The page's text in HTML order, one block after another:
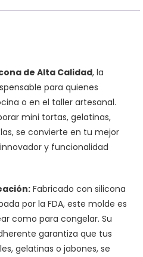
de Alta Calidad, la
para quienes
o en el taller artesanal.
mini tortas, gelatinas,
se convierte en tu mejor
y funcionalidad
Fabricado con silicona
por la FDA, este molde es
como para congelar. Su
garantiza que tus
gelatinas o jabones, se